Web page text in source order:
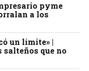
pyme
a los
un límite» |
salteños que no